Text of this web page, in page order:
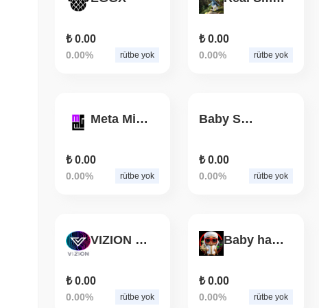
₺ 0.00
0.00% rütbe yok
₺ 0.00
0.00% rütbe yok
Meta Minigames
₺ 0.00
0.00% rütbe yok
Baby SORA
₺ 0.00
0.00% rütbe yok
VIZION PROTOCOL
₺ 0.00
0.00% rütbe yok
Baby habibi
₺ 0.00
0.00% rütbe yok